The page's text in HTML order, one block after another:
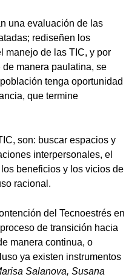
una evaluación de las
rediseñen los
manejo de las TIC, y por
manera paulatina, se
tenga oportunidad
que termine
son: buscar espacios y
interpersonales, el
beneficios y los vicios de
racional.
del Tecnoestrés en
de transición hacia
manera continua, o
ya existen instrumentos
Salanova, Susana